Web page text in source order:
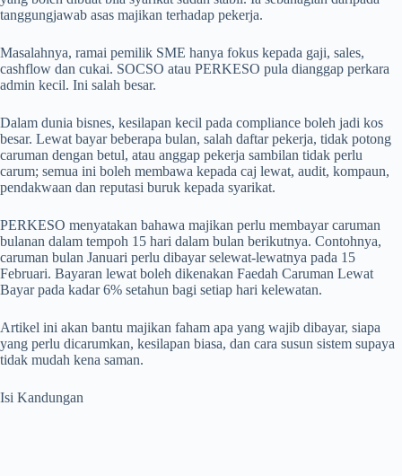
tanggungjawab asas majikan terhadap pekerja.
Masalahnya, ramai pemilik SME hanya fokus kepada gaji, sales,
cashflow dan cukai. SOCSO atau PERKESO pula dianggap perkara
admin kecil. Ini salah besar.
Dalam dunia bisnes, kesilapan kecil pada compliance boleh jadi kos
besar. Lewat bayar beberapa bulan, salah daftar pekerja, tidak potong
caruman dengan betul, atau anggap pekerja sambilan tidak perlu
carum; semua ini boleh membawa kepada caj lewat, audit, kompaun,
pendakwaan dan reputasi buruk kepada syarikat.
PERKESO menyatakan bahawa majikan perlu membayar caruman
bulanan dalam tempoh 15 hari dalam bulan berikutnya. Contohnya,
caruman bulan Januari perlu dibayar selewat-lewatnya pada 15
Februari. Bayaran lewat boleh dikenakan Faedah Caruman Lewat
Bayar pada kadar 6% setahun bagi setiap hari kelewatan.
Artikel ini akan bantu majikan faham apa yang wajib dibayar, siapa
yang perlu dicarumkan, kesilapan biasa, dan cara susun sistem supaya
tidak mudah kena saman.
Isi Kandungan